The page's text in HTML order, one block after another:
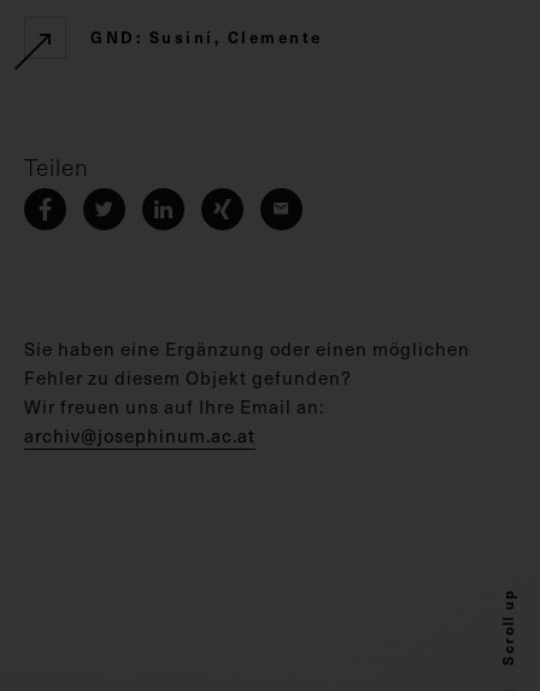
GND: Susini, Clemente
Teilen
Sie haben eine Ergänzung oder einen möglichen
Fehler zu diesem Objekt gefunden?
Wir freuen uns auf Ihre Email an:
archiv@josephinum.ac.at
Scroll up